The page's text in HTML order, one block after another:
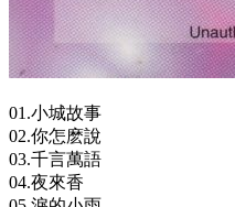
01.小城故事
02.你怎麽說
03.千言萬語
04.夜來香